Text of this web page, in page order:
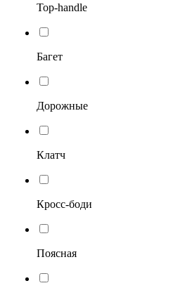
Top-handle
Багет
Дорожные
Клатч
Кросс-боди
Поясная